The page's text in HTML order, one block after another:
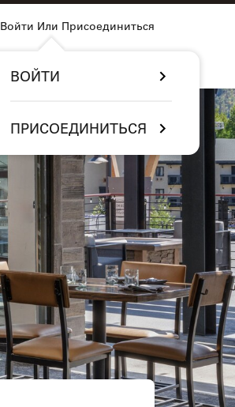
Войти Или Присоединиться
ВОЙТИ
ПРИСОЕДИНИТЬСЯ